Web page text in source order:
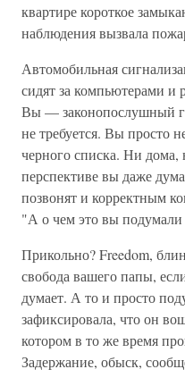
квартире короткое
наблюдения вызвала
Автомобильная
сидят за компьютерами и
Вы — законопослушный
не требуется. Вы просто
черного списка. Ни
перспективе вы даже
позвонят и корректным
"А о чем это вы подумали
Прикольно? Freedom,
свобода вашего папы,
думает. А то и просто
зафиксировала, что он
котором в то же время
Задержание, обыск,